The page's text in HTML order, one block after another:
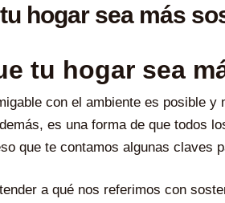
hogar sea más
tu hogar sea
con el ambiente es posible
es una forma de que todos
que te contamos algunas claves
a qué nos referimos con